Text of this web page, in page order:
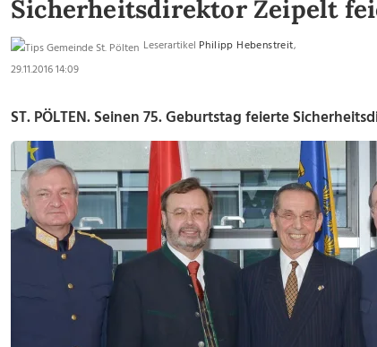
Sicherheitsdirektor Zeipelt
Leserartikel Philipp Hebenstreit,
29.11.2016 14:09
ST. PÖLTEN. Seinen 75. Geburtstag feierte